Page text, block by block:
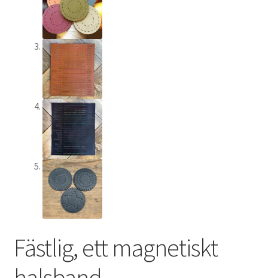
Fästlig, ett magnetiskt